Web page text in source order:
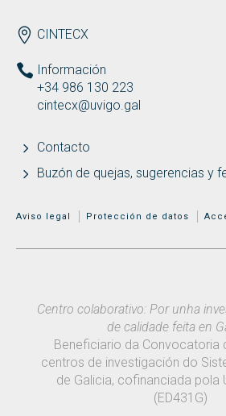
ENDEREZO ES
CINTECX
Información
+34 986 130 223
cintecx@uvigo.gal
Contacto
Buzón de quejas, sugerencias y
MENÚ ADICIONAL
Aviso legal Protección de datos
Centro colaborativo: Por unha
de calidade feita en
Beneficiario da Convocatoria
centros de investigación do
de Galicia, cofinanciada pola
(ED431G)